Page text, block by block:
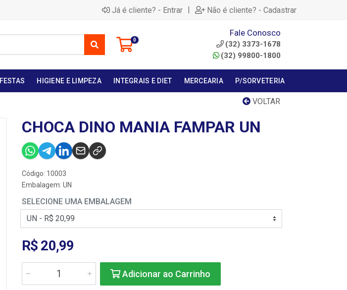
Já é cliente? - Entrar | Não é cliente? - Cadastrar
0
Fale Conosco
(32) 3373-1678
(32) 99800-1800
FESTAS HIGIENE E LIMPEZA INTEGRAIS E DIET MERCEARIA P/SORVETERIA
VOLTAR
CHOCA DINO MANIA FAMPAR UN
Código: 10003
Embalagem: UN
SELECIONE UMA EMBALAGEM
R$ 20,99
Adicionar ao Carrinho